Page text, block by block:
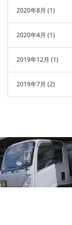
2020年8月 (1)
2020年4月 (1)
2019年12月 (1)
2019年7月 (2)